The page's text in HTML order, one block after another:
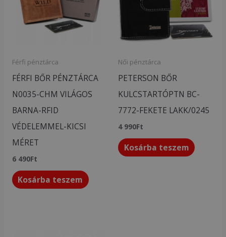
Férfi pénztárca
FÉRFI BŐR PÉNZTÁRCA
N0035-CHM VILÁGOS
BARNA-RFID
VÉDELEMMEL-KICSI
MÉRET
6 490Ft
Kosárba teszem
Női pénztárca
PETERSON BŐR
KULCSTARTÓPTN BC-
7772-FEKETE LAKK/0245
4 990Ft
Kosárba teszem